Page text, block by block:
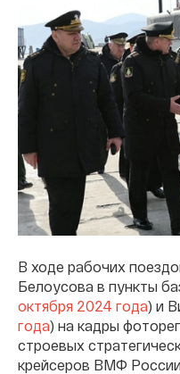
В ходе рабочих
Белоусова в пункты
октября 2024 года) и
года) на кадры
строевых
крейсеров ВМФ